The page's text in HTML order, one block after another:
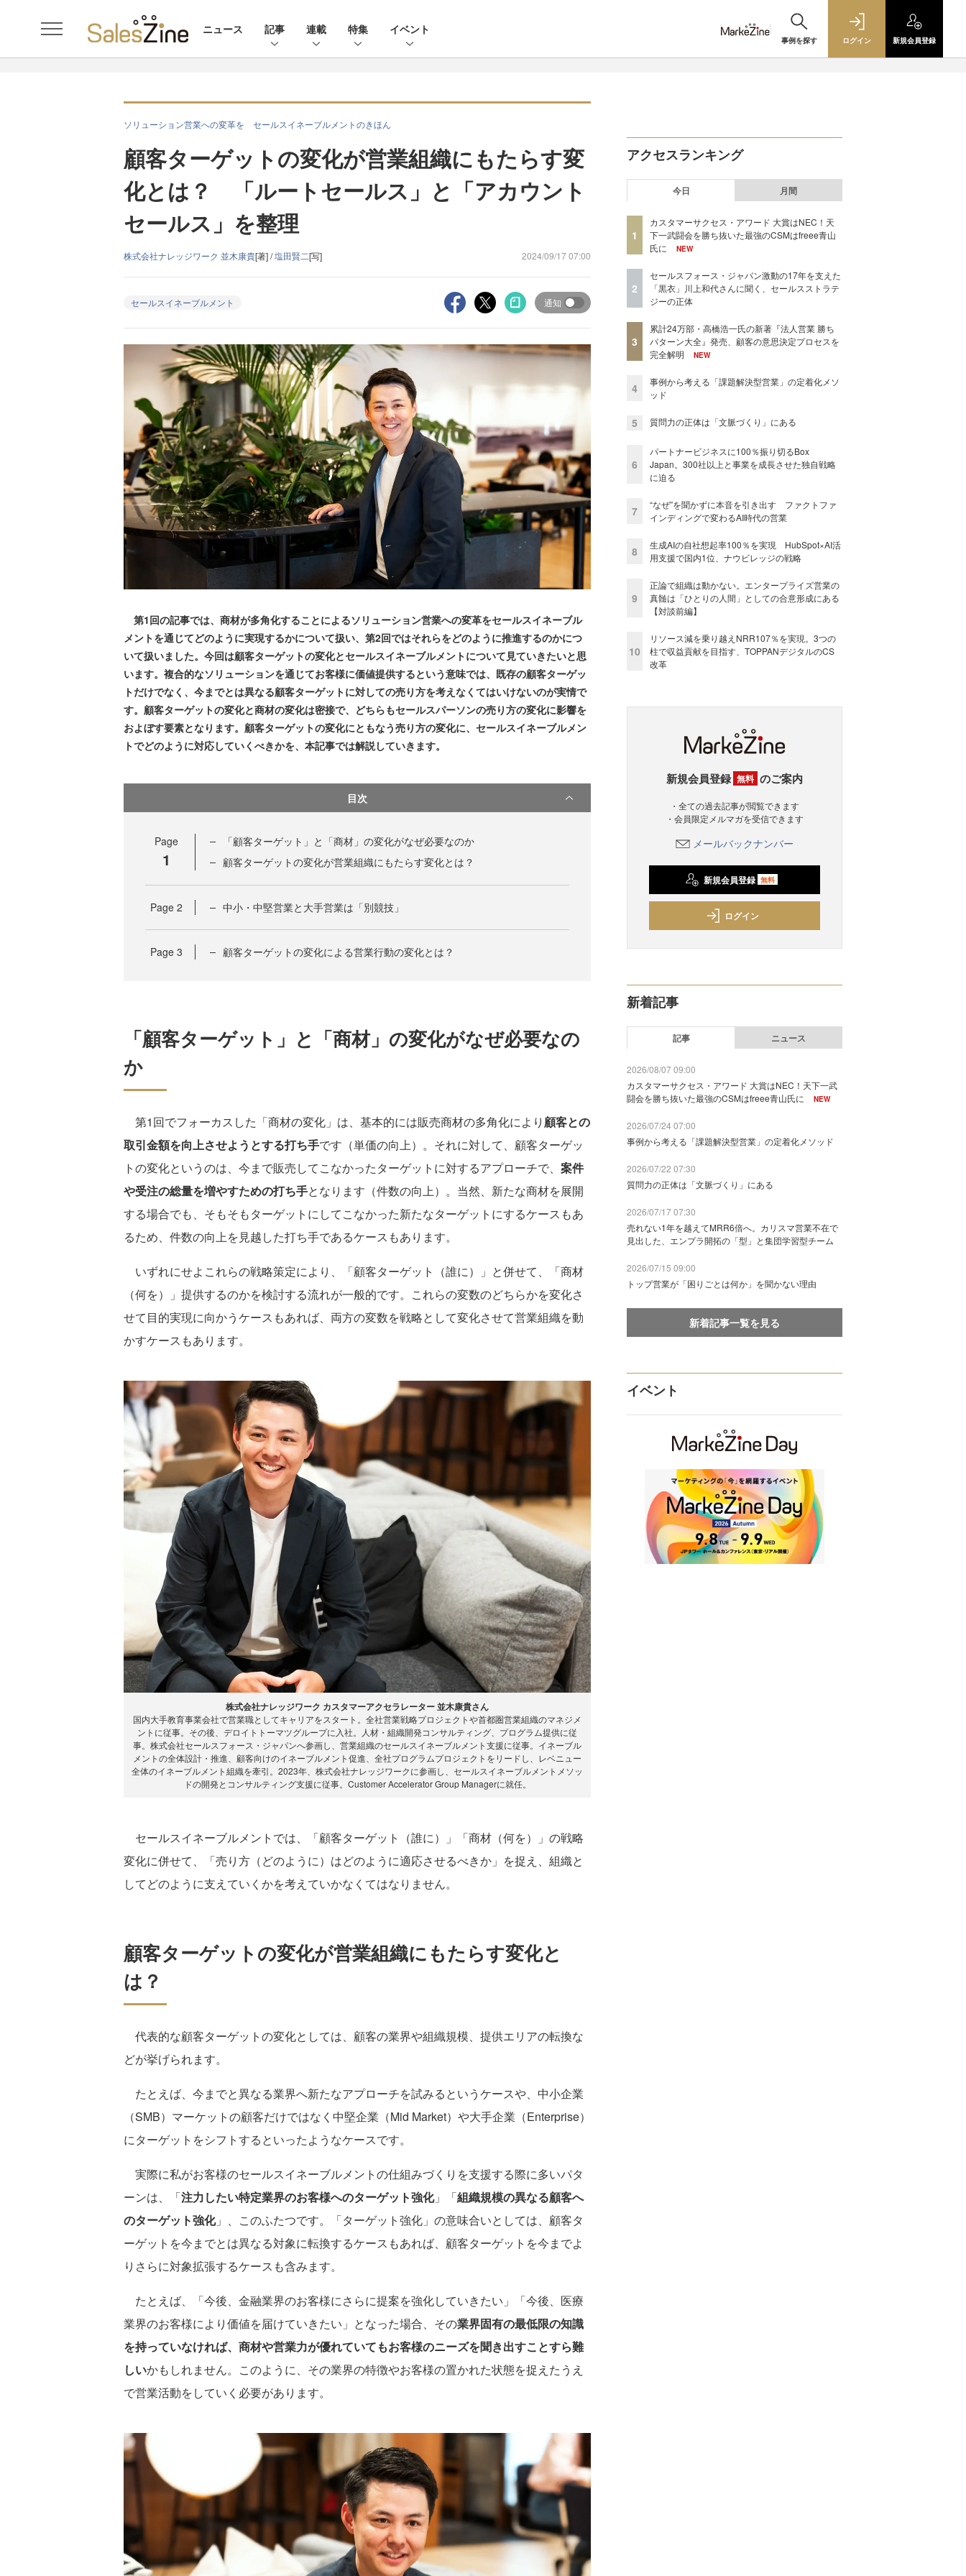
ニュース 記事 連載 特集 イベント
事例を探す ログイン 新規会員登録
ソリューション営業への変革を セールスイネーブルメントのきほん
顧客ターゲットの変化が営業組織にもたらす変
化とは？ 「ルートセールス」と「アカウント
セールス」を整理
株式会社ナレッジワーク 並木康貴[著] /塩田賢二[写] 2024/09/17 07:00
セールスイネーブルメント 通知
第1回の記事では、商材が多角化することによるソリューション営業への変革をセールスイネーブル
メントを通じてどのように実現するかについて扱い、第2回ではそれらをどのように推進するのかにつ
いて扱いました。今回は顧客ターゲットの変化とセールスイネーブルメントについて見ていきたいと思
います。複合的なソリューションを通じてお客様に価値提供するという意味では、既存の顧客ターゲッ
トだけでなく、今までとは異なる顧客ターゲットに対しての売り方を考えなくてはいけないのが実情で
す。顧客ターゲットの変化と商材の変化は密接で、どちらもセールスパーソンの売り方の変化に影響を
およぼす要素となります。顧客ターゲットの変化にともなう売り方の変化に、セールスイネーブルメン
トでどのように対応していくべきかを、本記事では解説していきます。
目次
Page
1
「顧客ターゲット」と「商材」の変化がなぜ必要なのか
顧客ターゲットの変化が営業組織にもたらす変化とは？
Page 2 中小・中堅営業と大手営業は「別競技」
Page 3 顧客ターゲットの変化による営業行動の変化とは？
「顧客ターゲット」と「商材」の変化がなぜ必要なの
か
第1回でフォーカスした「商材の変化」は、基本的には販売商材の多角化により顧客との
取引金額を向上させようとする打ち手です（単価の向上）。それに対して、顧客ターゲッ
トの変化というのは、今まで販売してこなかったターゲットに対するアプローチで、 案件
や受注の総量を増やすための打ち手となります（件数の向上）。当然、新たな商材を展開
する場合でも、そもそもターゲットにしてこなかった新たなターゲットにするケースもあ
るため、件数の向上を見越した打ち手であるケースもあります。
いずれにせよこれらの戦略策定により、「顧客ターゲット（誰に）」と併せて、「商材
（何を）」提供するのかを検討する流れが一般的です。これらの変数のどちらかを変化さ
せて目的実現に向かうケースもあれば、両方の変数を戦略として変化させて営業組織を動
かすケースもあります。
株式会社ナレッジワーク カスタマーアクセラレーター 並木康貴さん
国内大手教育事業会社で営業職としてキャリアをスタート。全社営業戦略プロジェクトや首都圏営業組織のマネジメ
ントに従事。その後、デロイトトーマツグループに入社。人材・組織開発コンサルティング、プログラム提供に従
事。株式会社セールスフォース・ジャパンへ参画し、営業組織のセールスイネーブルメント支援に従事。イネーブル
メントの全体設計・推進、顧客向けのイネーブルメント促進、全社プログラムプロジェクトをリードし、レベニュー
全体のイネーブルメント組織を牽引。2023年、株式会社ナレッジワークに参画し、セールスイネーブルメントメソッ
ドの開発とコンサルティング支援に従事。Customer Accelerator Group Managerに就任。
セールスイネーブルメントでは、「顧客ターゲット（誰に）」「商材（何を）」の戦略
変化に併せて、「売り方（どのように）はどのように適応させるべきか」を捉え、組織と
してどのように支えていくかを考えていかなくてはなりません。
顧客ターゲットの変化が営業組織にもたらす変化と
は？
代表的な顧客ターゲットの変化としては、顧客の業界や組織規模、提供エリアの転換な
どが挙げられます。
たとえば、今までと異なる業界へ新たなアプローチを試みるというケースや、中小企業
（SMB）マーケットの顧客だけではなく中堅企業（Mid Market）や大手企業（Enterprise）
にターゲットをシフトするといったようなケースです。
実際に私がお客様のセールスイネーブルメントの仕組みづくりを支援する際に多いパタ
ーンは、「注力したい特定業界のお客様へのターゲット強化」「組織規模の異なる顧客へ
のターゲット強化」、このふたつです。「ターゲット強化」の意味合いとしては、顧客タ
ーゲットを今までとは異なる対象に転換するケースもあれば、顧客ターゲットを今までよ
りさらに対象拡張するケースも含みます。
たとえば、「今後、金融業界のお客様にさらに提案を強化していきたい」「今後、医療
業界のお客様により価値を届けていきたい」となった場合、その業界固有の最低限の知識
を持っていなければ、商材や営業力が優れていてもお客様のニーズを聞き出すことすら難
しいかもしれません。このように、その業界の特徴やお客様の置かれた状態を捉えたうえ
で営業活動をしていく必要があります。
アクセスランキング
今日 月間
1
カスタマーサクセス・アワード 大賞はNEC！天
下一武闘会を勝ち抜いた最強のCSMはfreee青山
氏に
NEW
2
セールスフォース・ジャパン激動の17年を支えた
「黒衣」川上和代さんに聞く、セールスストラテ
ジーの正体
3
累計24万部・高橋浩一氏の新著『法人営業 勝ち
パターン大全』発売、顧客の意思決定プロセスを
完全解明
NEW
4
事例から考える「課題解決型営業」の定着化メソ
ッド
5 質問力の正体は「文脈づくり」にある
6
パートナービジネスに100％振り切るBox
Japan。300社以上と事業を成長させた独自戦略
に迫る
7
“なぜ”を聞かずに本音を引き出す ファクトファ
インディングで変わるAI時代の営業
8
生成AIの自社想起率100％を実現 HubSpot×AI活
用支援で国内1位、ナウビレッジの戦略
9
正論で組織は動かない。エンタープライズ営業の
真髄は「ひとりの人間」としての合意形成にある
【対談前編】
10
リソース減を乗り越えNRR107％を実現。3つの
柱で収益貢献を目指す、TOPPANデジタルのCS
改革
新規会員登録 無料 のご案内
・全ての過去記事が閲覧できます
・会員限定メルマガを受信できます
メールバックナンバー
新規会員登録 無料
ログイン
新着記事
記事 ニュース
2026/08/07 09:00
カスタマーサクセス・アワード 大賞はNEC！天下一武
闘会を勝ち抜いた最強のCSMはfreee青山氏に
NEW
2026/07/24 07:00
事例から考える「課題解決型営業」の定着化メソッド
2026/07/22 07:30
質問力の正体は「文脈づくり」にある
2026/07/17 07:30
売れない1年を越えてMRR6倍へ。カリスマ営業不在で
見出した、エンプラ開拓の「型」と集団学習型チーム
2026/07/15 09:00
トップ営業が「困りごとは何か」を聞かない理由
新着記事一覧を見る
イベント